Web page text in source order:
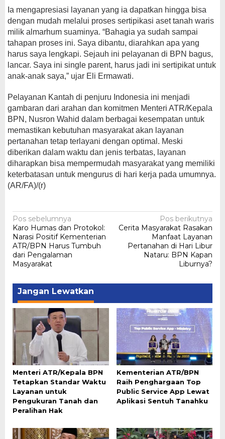
Ia mengapresiasi layanan yang ia dapatkan hingga bisa
dengan mudah melalui proses sertipikasi aset tanah waris
milik almarhum suaminya. “Bahagia ya sudah sampai
tahapan proses ini. Saya dibantu, diarahkan apa yang
harus saya lengkapi. Sejauh ini pelayanan di BPN bagus,
lancar. Saya ini single parent, harus jadi ini sertipikat untuk
anak-anak saya,” ujar Eli Ermawati.
Pelayanan Kantah di penjuru Indonesia ini menjadi
gambaran dari arahan dan komitmen Menteri ATR/Kepala
BPN, Nusron Wahid dalam berbagai kesempatan untuk
memastikan kebutuhan masyarakat akan layanan
pertanahan tetap terlayani dengan optimal. Meski
diberikan dalam waktu dan jenis terbatas, layanan
diharapkan bisa mempermudah masyarakat yang memiliki
keterbatasan untuk mengurus di hari kerja pada umumnya.
(AR/FA)/(r)
Navigasi
pos
Pos sebelumnya
Karo Humas dan Protokol:
Narasi Positif Kementerian
ATR/BPN Harus Tumbuh
dari Pengalaman
Masyarakat
Pos berikutnya
Cerita Masyarakat Rasakan
Manfaat Layanan
Pertanahan di Hari Libur
Nataru: BPN Kapan
Liburnya?
Jangan Lewatkan
Menteri ATR/Kepala BPN
Tetapkan Standar Waktu
Layanan untuk
Pengukuran Tanah dan
Peralihan Hak
Kementerian ATR/BPN
Raih Penghargaan Top
Public Service App Lewat
Aplikasi Sentuh Tanahku